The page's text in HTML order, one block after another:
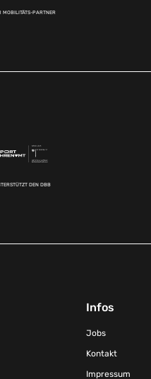
MOBILITÄTS-PARTNER
DEN DBB
Infos
Jobs
Kontakt
Impressum